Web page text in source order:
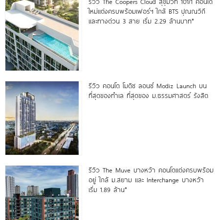
ใหม่แต่งครบพร้อมเฟอร์ฯ ใกล้ BTS ปุณณวิถี
และทางด่วน 3 สาย เริ่ม 2.29 ล้านบาท*
รีวิว คอนโด โมดิซ ลอนซ์ Modiz Launch บน
ที่สุดของทำเล ที่สุดของ ม.ธรรมศาสตร์ รังสิต
รีวิว The Muve บางหว้า คอนโดแต่งครบพร้อม
อยู่ ใกล้ ม.สยาม และ Interchange บางหว้า
เริ่ม 1.89 ล้าน*